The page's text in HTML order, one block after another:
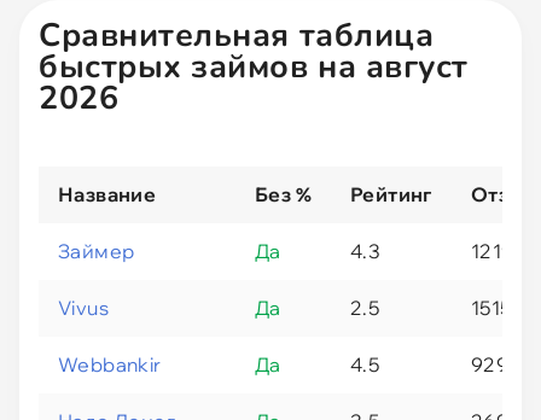
Сравнительная таблица
быстрых займов на август
2026
Название Без % Рейтинг
Займер Да 4.3 12195
Vivus Да 2.5 1515
Webbankir Да 4.5 9290